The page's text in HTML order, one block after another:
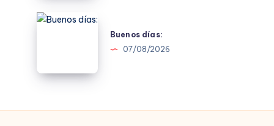
Buenos
Buenos días:
07/08/2026